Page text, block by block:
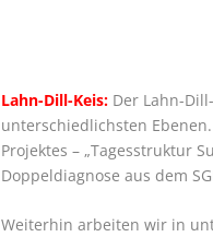
Lahn-Dill-Keis:Der Lahn-
unterschiedlichsten
Projektes – „Tagesstruktur
Doppeldiagnose aus dem
Weiterhin arbeiten wir in